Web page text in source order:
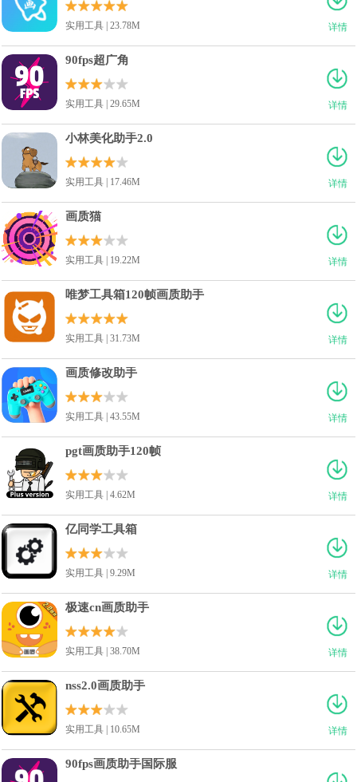
详情
实用工具 | 23.78M
详情
90fps超广角
实用工具 | 29.65M
详情
小林美化助手2.0
实用工具 | 17.46M
详情
画质猫
实用工具 | 19.22M
详情
唯梦工具箱120帧画质助手
实用工具 | 31.73M
详情
画质修改助手
实用工具 | 43.55M
详情
pgt画质助手120帧
实用工具 | 4.62M
详情
亿同学工具箱
实用工具 | 9.29M
详情
极速cn画质助手
实用工具 | 38.70M
详情
nss2.0画质助手
实用工具 | 10.65M
90fps画质助手国际服